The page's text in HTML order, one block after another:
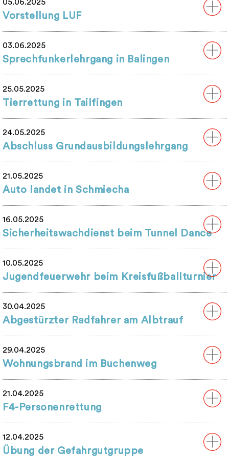
05.06.2025
Vorstellung LUF
03.06.2025
Sprechfunkerlehrgang in Balingen
25.05.2025
Tierrettung in Tailfingen
24.05.2025
Abschluss Grundausbildungslehrgang
21.05.2025
Auto landet in Schmiecha
16.05.2025
Sicherheitswachdienst beim Tunnel Dance
10.05.2025
Jugendfeuerwehr beim Kreisfußballturnier
30.04.2025
Abgestürzter Radfahrer am Albtrauf
29.04.2025
Wohnungsbrand im Buchenweg
21.04.2025
F4-Personenrettung
12.04.2025
Übung der Gefahrgutgruppe